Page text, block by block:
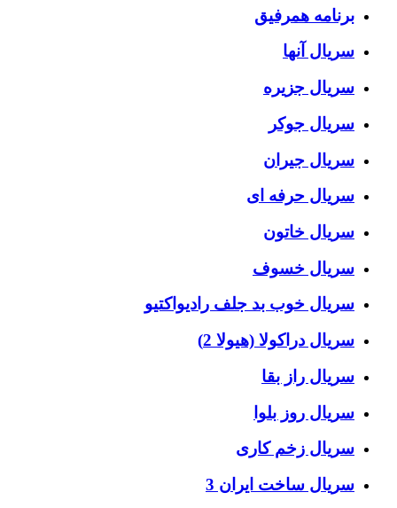
برنامه همرفیق
سریال آنها
سریال جزیره
سریال جوکر
سریال جیران
سریال حرفه ای
سریال خاتون
سریال خسوف
سریال خوب بد جلف رادیواکتیو
سریال دراکولا (هیولا 2)
سریال راز بقا
سریال روز بلوا
سریال زخم کاری
سریال ساخت ایران 3